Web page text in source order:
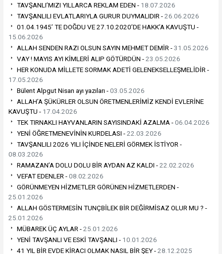
TAVŞANLI’MIZI YILLARCA REKLAM EDEN - 18.07.2026
TAVŞANLILI EVLATLARIYLA GURUR DUYMALIDIR -26.06.2026
01.04.1945’ TE DOĞDU VE 27.10.2020’DE HAKK’A KAVUŞTU -
15.06.2026
ALLAH SENDEN RAZI OLSUN SAYIN MEHMET DEMİR -31.05.2026
VAY ! MAYIS AYI KİMLERİ ALIP GÖTÜRDÜN -23.05.2026
HER KONUDA MİLLETE SORMAK ADETİ GELENEKSELLEŞMELİDİR -
17.05.2026
Bülent Alpgut Nisan ayı yazıları -03.05.2026
ALLAH’A ŞÜKÜRLER OLSUN ÖRETMENLERİMİZ KENDİ EVLERİNE
KAVUŞTU - 17.04.2026
TEK TIRNAKLI HAYVANLARIN SAYISINDAKİ AZALMA -06.04.2026
YENİ ÖĞRETMENEVİNİN KURDELASI -22.03.2026
TAVŞANLILI 2026 YILI İÇİNDE NELERİ GÖRMEK İSTİYOR -
08.03.2026
RAMAZAN’A DOLU DOLU BİR AYDAN AZ KALDI -22.02.2026
VEFAT EDENLER -08.02.2026
GÖRÜNMEYEN HİZMETLER GÖRÜNEN HİZMETLERDEN -
25.01.2026
ALLAH GÖSTERMESİN TUNÇBİLEK BİR DEĞİRMİSAZ OLUR MU ? -
25.01.2026
MÜBAREK ÜÇ AYLAR -25.01.2026
YENİ TAVŞANLI VE ESKİ TAVŞANLI - 10.01.2026
41 YIL BİR EVDE KİRACI OLMAK NASIL BİR ŞEY -28.12.2025